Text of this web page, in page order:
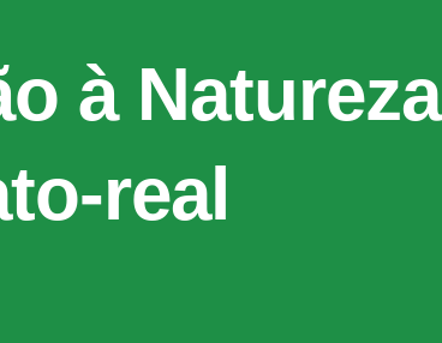
à Natureza
real